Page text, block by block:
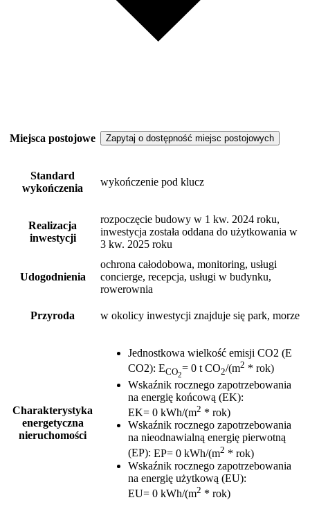
Miejsca postojowe Zapytaj o dostępność miejsc postojowych
Standard
wykończenia
wykończenie pod klucz
Realizacja
inwestycji
rozpoczęcie budowy w 1 kw. 2024 roku,
inwestycja została oddana do użytkowania w
3 kw. 2025 roku
Udogodnienia
ochrona całodobowa, monitoring, usługi
concierge, recepcja, usługi w budynku,
rowerownia
Przyroda w okolicy inwestycji znajduje się park, morze
Charakterystyka
energetyczna
nieruchomości
Jednostkowa wielkość emisji CO2 (E
CO2): ECO2
= 0 t CO2/(m2 * rok)
Wskaźnik rocznego zapotrzebowania
na energię końcową (EK):
EK= 0 kWh/(m2 * rok)
Wskaźnik rocznego zapotrzebowania
na nieodnawialną energię pierwotną
(EP): EP= 0 kWh/(m2 * rok)
Wskaźnik rocznego zapotrzebowania
na energię użytkową (EU):
EU= 0 kWh/(m2 * rok)